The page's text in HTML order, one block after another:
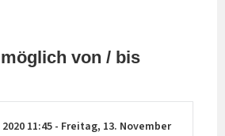
von / bis
11:45 - Freitag, 13. November